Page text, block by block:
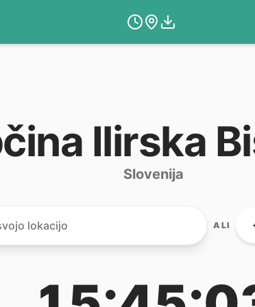
Ilirska
Slovenija
ALI